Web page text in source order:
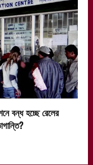
বন্ধ হচ্ছে রেলের